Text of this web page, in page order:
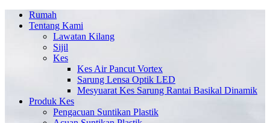
Rumah
Tentang Kami
Lawatan Kilang
Sijil
Kes
Kes Air Pancut Vortex
Sarung Lensa Optik LED
Mesyuarat Kes Sarung Rantai Basikal Dinamik
Produk Kes
Pengacuan Suntikan Plastik